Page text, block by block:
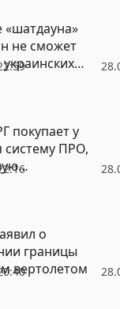
«шатдауна»
не сможет
покупает у
систему ПРО,
о
границы
вертолетом